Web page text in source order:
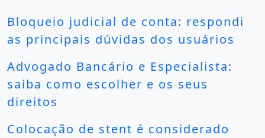
Bloqueio judicial de conta: respondi
as principais dúvidas dos usuários
Advogado Bancário e Especialista:
saiba como escolher e os seus
direitos
Colocação de stent é considerado